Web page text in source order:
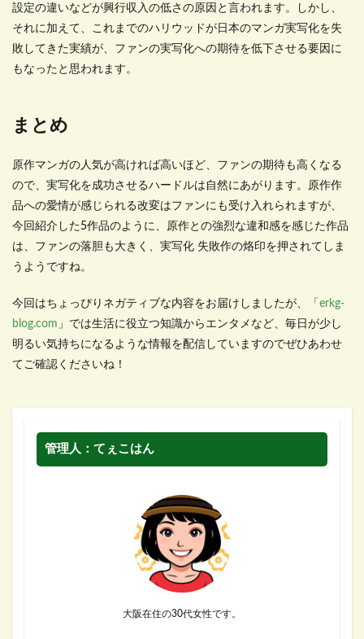
設定の違いなどが興行収入の低さの原因と言われます。しかし、
それに加えて、これまでのハリウッドが日本のマンガ実写化を失
敗してきた実績が、ファンの実写化への期待を低下させる要因に
もなったと思われます。
まとめ
原作マンガの人気が高ければ高いほど、ファンの期待も高くなる
ので、実写化を成功させるハードルは自然にあがります。原作作
品への愛情が感じられる改変はファンにも受け入れられますが、
今回紹介した5作品のように、原作との強烈な違和感を感じた作品
は、ファンの落胆も大きく、実写化 失敗作の烙印を押されてしま
うようですね。
今回はちょっぴりネガティブな内容をお届けしましたが、「 erkg-
blog.com 」では生活に役立つ知識からエンタメなど、毎日が少し
明るい気持ちになるような情報を配信していますのでぜひあわせ
てご確認くださいね！
管理人：てぇこはん
大阪在住の30代女性です。